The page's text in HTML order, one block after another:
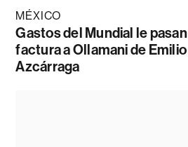
MÉXICO
Gastos del Mundial le pasan
factura a Ollamani de Emilio
Azcárraga